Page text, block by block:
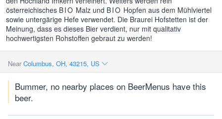
österreichisches BIO Malz und BIO Hopfen aus dem Mühlviertel
sowie untergärige Hefe verwendet. Die Braurei Hofstetten ist der
Meinung, dass es dieses Bier verdient, nur mit qualitativ
hochwertigsten Rohstoffen gebraut zu werden!
Near Columbus, OH, 43215, US
Bummer, no nearby places on BeerMenus have this
beer.